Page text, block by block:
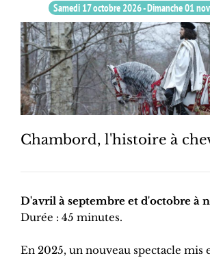
Samedi 17 octobre 2026-Dimanche 01
Chambord, l'histoire à
D'avril à septembre et d'octobre à
Durée : 45 minutes.
En 2025, un nouveau spectacle mis